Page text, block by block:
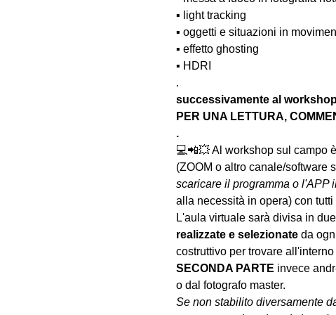
▪️ light tracking
▪️ oggetti e situazioni in
▪️ effetto ghosting
▪️ HDRI
.
successivamente al
PER UNA LETTURA,
.
💻📲💥 Al workshop sul campo
(ZOOM o altro canale/software
scaricare il programma o l'APP
alla necessità in opera) con
L'aula virtuale sarà divisa in
realizzate e selezionate da
costruttivo per trovare
SECONDA PARTE invece
o dal fotografo master.
Se non stabilito diversamente